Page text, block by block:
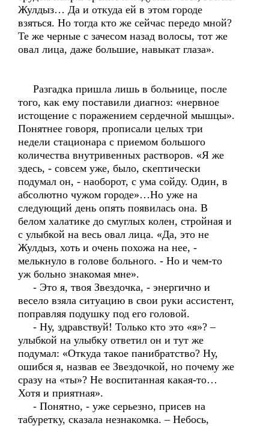
Жулдыз… Да и откуда ей в этом городе
взяться. Но тогда кто же сейчас передо мной?
Те же черные с зачесом назад волосы, тот же
овал лица, даже большие, навыкат глаза».
Разгадка пришла лишь в больнице, после
того, как ему поставили диагноз: «нервное
истощение с поражением сердечной мышцы».
Понятнее говоря, прописали целых три
недели стационара с приемом большого
количества внутривенных растворов. «Я же
здесь, - совсем уже, было, скептически
подумал он, - наоборот, с ума сойду. Один, в
абсолютно чужом городе»…Но уже на
следующий день опять появилась она. В
белом халатике до смуглых колен, стройная и
с улыбкой на весь овал лица. «Да, это не
Жулдыз, хоть и очень похожа на нее, -
мелькнуло в голове больного. - Но и чем-то
уж больно знакомая мне».
- Это я, твоя Звездочка, - энергично и
весело взяла ситуацию в свои руки ассистент,
поправляя подушку под его головой.
- Ну, здравствуй! Только кто это «я»? –
улыбкой на улыбку ответил он и тут же
подумал: «Откуда такое панибратство? Ну,
ошибся я, назвав ее Звездочкой, но почему же
сразу на «ты»? Не воспитанная какая-то…
Хотя и приятная».
- Понятно, - уже серьезно, присев на
табуретку, сказала незнакомка. – Небось,